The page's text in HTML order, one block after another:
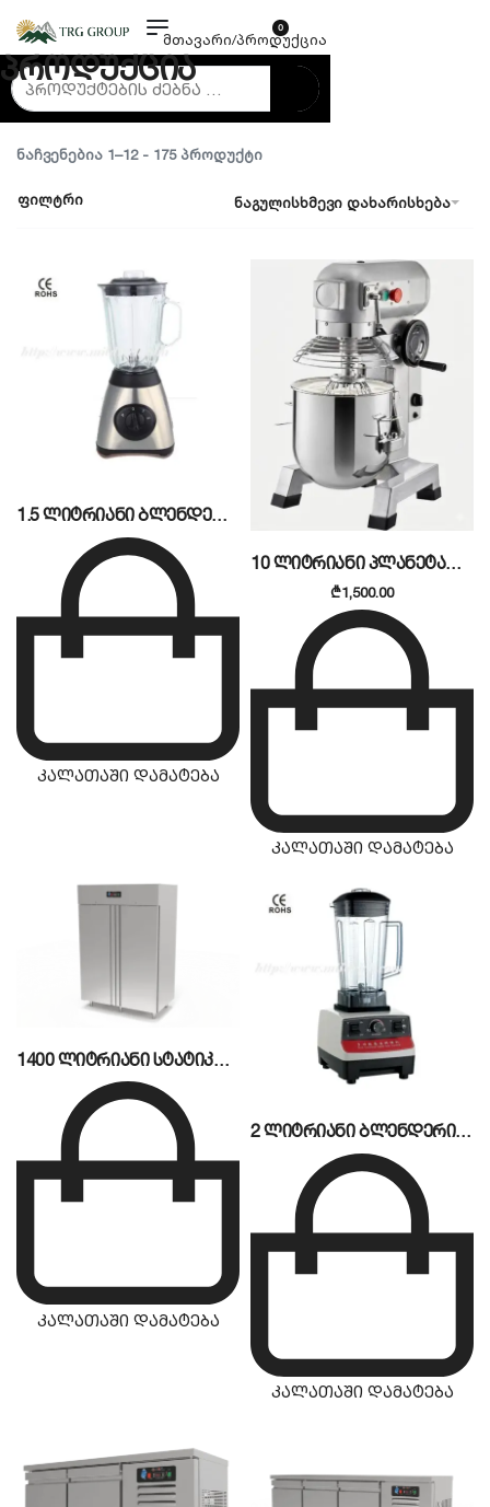
0
მთავარი/პროდუქცია
პროდუქცია
ᲜᲐᲩᲕᲔᲜᲔᲑᲘᲐ 1–12 - 175 ᲞᲠᲝᲓᲣᲥᲢᲘ
ნაგულისხმევი დახარისხება
ფილტრი
1.5 ლიტრიანი ბლენდერი MBW-168
კალათაში დამატება
10 ლიტრიანი პლანეტარული მიქსერი MILDRICH
₾1,500.00
კალათაში დამატება
1400 ლიტრიანი სტატიკური მაცივარი CSA
კალათაში დამატება
2 ლიტრიანი ბლენდერი MBW-818
კალათაში დამატება